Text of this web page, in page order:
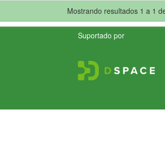
Mostrando resultados 1 a 1
Suportado por